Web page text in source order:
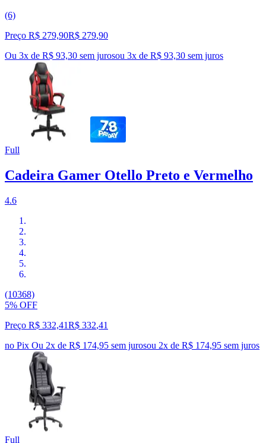
(6)
Preço R$ 279,90R$ 279,90
Ou 3x de R$ 93,30 sem jurosou 3x de R$ 93,30 sem juros
Full
Cadeira Gamer Otello Preto e Vermelho
4.6
(10368)
5% OFF
Preço R$ 332,41R$ 332,41
no Pix Ou 2x de R$ 174,95 sem jurosou 2x de R$ 174,95 sem juros
Full